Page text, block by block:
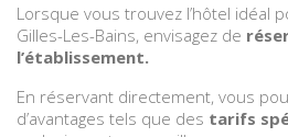
Lorsque vous trouvez l’hôtel idéal
Gilles-Les-Bains, envisagez de
l’établissement.
En réservant directement, vous
d’avantages tels que des tarifs